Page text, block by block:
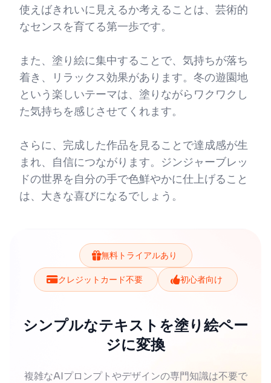
使えばきれいに見えるか考えることは、芸術的
なセンスを育てる第一歩です。
また、塗り絵に集中することで、気持ちが落ち
着き、リラックス効果があります。冬の遊園地
という楽しいテーマは、塗りながらワクワクし
た気持ちを感じさせてくれます。
さらに、完成した作品を見ることで達成感が生
まれ、自信につながります。ジンジャーブレッ
ドの世界を自分の手で色鮮やかに仕上げること
は、大きな喜びになるでしょう。
無料トライアルあり
クレジットカード不要 初心者向け
シンプルなテキストを塗り絵ペー
ジに変換
複雑なAIプロンプトやデザインの専門知識は不要で